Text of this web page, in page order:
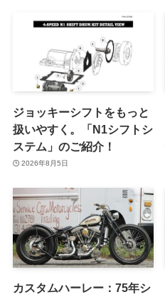
ジョッキーシフトをもっと
扱いやすく。「N1シフトシ
ステム」のご紹介！
2026年8月5日
カスタムハーレー：75年シ